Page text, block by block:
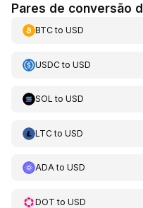
Pares de conversão
BTCto USD
USDCto USD
SOL to USD
LTCto USD
ADAto USD
DOT to USD